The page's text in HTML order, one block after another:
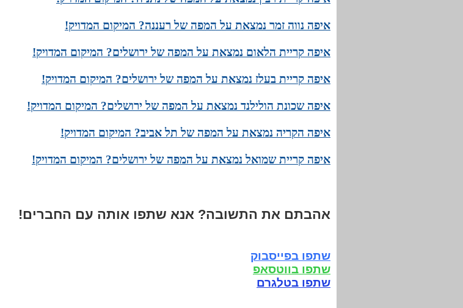
איפה נווה זמר נמצאת על המפה של רעננה? המיקום המדויק!
איפה קריית הלאום נמצאת על המפה של ירושלים? המיקום המדויק!
איפה קריית בעלז נמצאת על המפה של ירושלים? המיקום המדויק!
איפה שכונת הולילנד נמצאת על המפה של ירושלים? המיקום המדויק!
איפה הקריה נמצאת על המפה של תל אביב? המיקום המדויק!
איפה קריית שמואל נמצאת על המפה של ירושלים? המיקום המדויק!
אהבתם את התשובה? אנא שתפו אותה עם החברים!
שתפו בפייסבוק
שתפו בווטסאפ
שתפו בטלגרם